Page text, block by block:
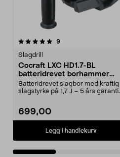
9anmeldelser
Slagdrill
Cocraft LXC HD1.7-BL
batteridrevet borhammer
SDS, 18 V
Batteridrevet slagbor med kraftig
slagstyrke på 1,7 J – 5 års garanti.
699,00
Legg i handlekurv
4.0 av 5 stjerner